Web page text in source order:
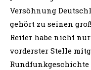
Versöhnung
gehört zu seinen
Reiter habe nicht
vorderster Stelle
Rundfunkgeschichte